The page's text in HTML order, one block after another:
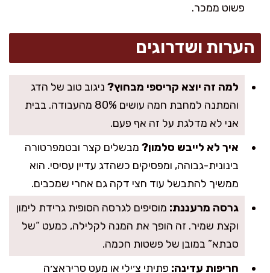
פשוט ממכר.
הערות ושדרוגים
למה זה יוצא קריספי מבחוץ? ניגוב טוב של הדג
והמתנה למחבת חמה עושים 80% מהעבודה. בבית
אני לא מדלגת על זה אף פעם.
איך לא לייבש סלמון? מבשלים קצר ובטמפרטורה
בינונית-גבוהה, ומפסיקים כשהדג עדיין עסיסי. הוא
ממשיך להתבשל עוד חצי דקה גם אחרי שמכבים.
גרסה מרעננת: מוסיפים לגרסה הסופית גרידת לימון
וקצת שמיר. זה הופך את המנה לקלילה, כמעט “של
סבתא” במובן של פשטות חכמה.
חריפות עדינה: פתיתי צ׳ילי או מעט סריראצ׳ה